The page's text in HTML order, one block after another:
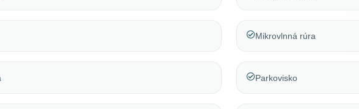
Mikrovlnná rúra
Parkovisko